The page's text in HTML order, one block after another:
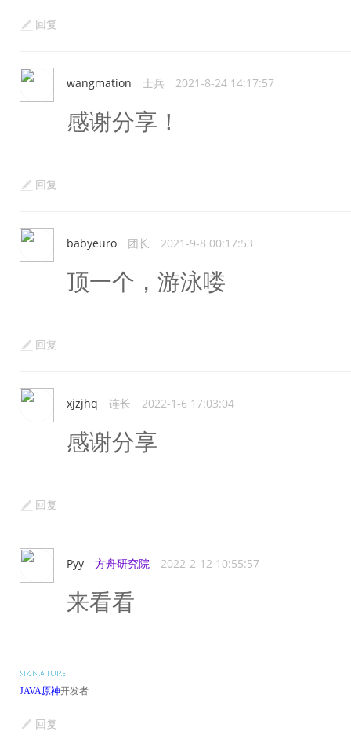
回复
wangmation 士兵 2021-8-24 14:17:57
感谢分享！
回复
babyeuro 团长 2021-9-8 00:17:53
顶一个，游泳喽
回复
xjzjhq 连长 2022-1-6 17:03:04
感谢分享
回复
Pyy 方舟研究院 2022-2-12 10:55:57
来看看
JAVA原神开发者
回复